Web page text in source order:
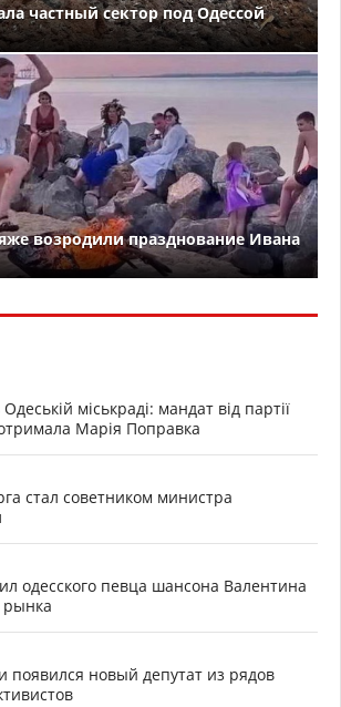
частный сектор под Одессой
возродили празднование Ивана
міськраді: мандат від партії
Марія Поправка
стал советником министра
одесского певца шансона Валентина
рынка
появился новый депутат из рядов